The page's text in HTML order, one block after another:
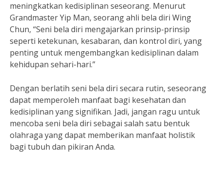
meningkatkan kedisiplinan seseorang. Menurut
Grandmaster Yip Man, seorang ahli bela diri Wing
Chun, “Seni bela diri mengajarkan prinsip-prinsip
seperti ketekunan, kesabaran, dan kontrol diri, yang
penting untuk mengembangkan kedisiplinan dalam
kehidupan sehari-hari.”
Dengan berlatih seni bela diri secara rutin, seseorang
dapat memperoleh manfaat bagi kesehatan dan
kedisiplinan yang signifikan. Jadi, jangan ragu untuk
mencoba seni bela diri sebagai salah satu bentuk
olahraga yang dapat memberikan manfaat holistik
bagi tubuh dan pikiran Anda.